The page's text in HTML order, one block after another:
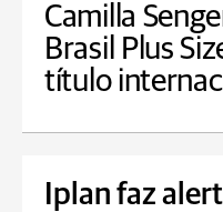
Camilla
Brasil Plus
título
Iplan faz